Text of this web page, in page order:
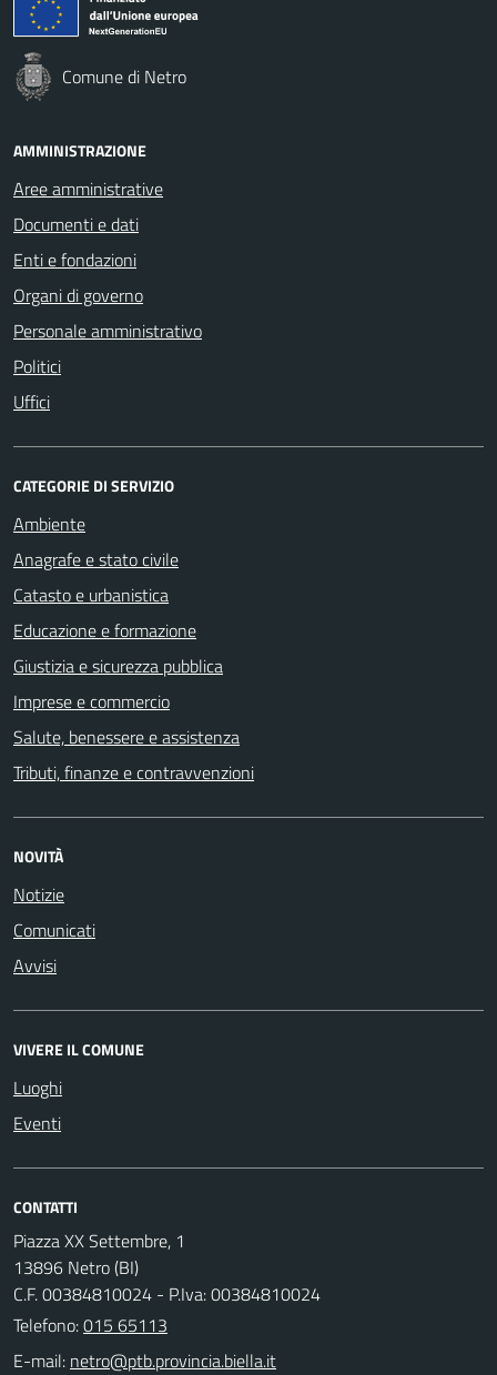
Comune di Netro
AMMINISTRAZIONE
Aree amministrative
Documenti e dati
Enti e fondazioni
Organi di governo
Personale amministrativo
Politici
Uffici
CATEGORIE DI SERVIZIO
Ambiente
Anagrafe e stato civile
Catasto e urbanistica
Educazione e formazione
Giustizia e sicurezza pubblica
Imprese e commercio
Salute, benessere e assistenza
Tributi, finanze e contravvenzioni
NOVITÀ
Notizie
Comunicati
Avvisi
VIVERE IL COMUNE
Luoghi
Eventi
CONTATTI
Piazza XX Settembre, 1
13896 Netro (BI)
C.F. 00384810024 - P.Iva: 00384810024
Telefono:015 65113
E-mail: